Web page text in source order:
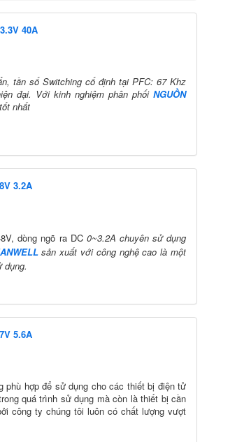
40A
tần số Switching cố định tại PFC: 67 Khz
đại. Với kinh nghiệm phân phối NGUỒN
nhất
3.2A
dòng ngõ ra DC 0~3.2A chuyên sử dụng
sản xuất với công nghệ cao là một
dụng.
5.6A
phù hợp để sử dụng cho các thiết bị điện tử
quá trình sử dụng mà còn là thiết bị cần
công ty chúng tôi luôn có chất lượng vượt